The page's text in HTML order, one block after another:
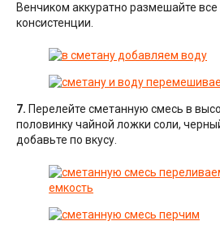
Венчиком аккуратно размешайте
консистенции.
7. Перелейте сметанную смесь в
половинку чайной ложки соли,
добавьте по вкусу.